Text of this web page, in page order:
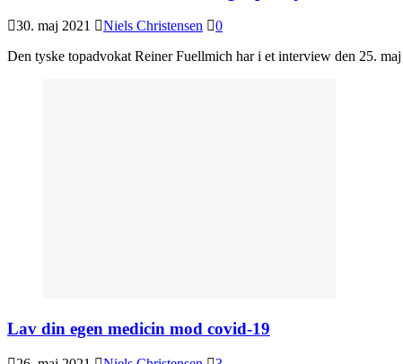
30. maj 2021 Niels Christensen
0
Den tyske topadvokat Reiner Fuellmich har i et interview den 25.
Lav din egen medicin mod covid-19